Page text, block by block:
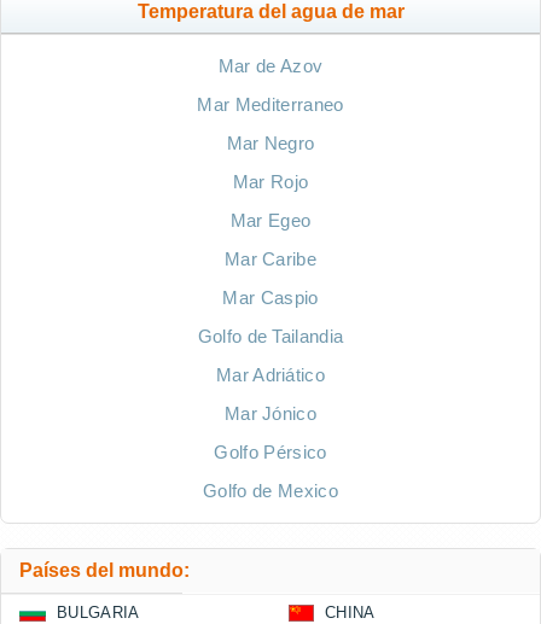
Temperatura del agua de mar
Mar de Azov
Mar Mediterraneo
Mar Negro
Mar Rojo
Mar Egeo
Mar Caribe
Mar Caspio
Golfo de Tailandia
Mar Adriático
Mar Jónico
Golfo Pérsico
Golfo de Mexico
Países del mundo:
BULGARIA CHINA